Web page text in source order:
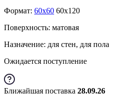
Формат: 60x60 60x120
Поверхность: матовая
Назначение: для стен, для пола
Ожидается поступление
Ближайшая поставка 28.09.26